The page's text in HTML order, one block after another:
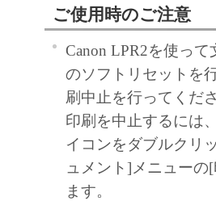
対して「本ソ
ますが、かか
の義務および
に関し全責任
お客様は、上
使用するため
ェア」を１部
上記(1)およ
ご使用時のご注意
Canon LPR2を使っ
のソフトリセットを
刷中止を行ってくださ
印刷を中止するには
イコンをダブルクリ
ュメント]メニュー
ます。